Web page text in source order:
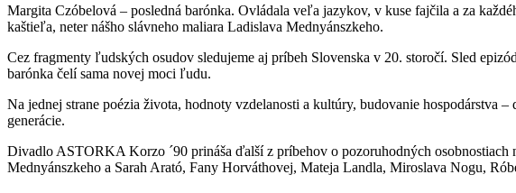
Margita Czóbelová – posledná barónka. Ovládala veľa jazykov, v kuse fajčila a za
kaštieľa, neter nášho slávneho maliara Ladislava Mednyánszkeho.
Cez fragmenty ľudských osudov sledujeme aj príbeh Slovenska v 20. storočí. Sled
barónka čelí sama novej moci ľudu.
Na jednej strane poézia života, hodnoty vzdelanosti a kultúry, budovanie hospodárstva
generácie.
Divadlo ASTORKA Korzo ´90 prináša ďalší z príbehov o pozoruhodných
Mednyánszkeho a Sarah Arató, Fany Horváthovej, Mateja Landla, Miroslava Nogu,